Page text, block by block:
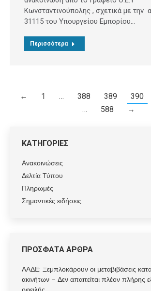
Κωνσταντινούπολης , σχετικά με την
31115 του Υπουργείου Εμπορίου…
Περισσότερα
← 1 … 388 389 390
…
588 →
ΚΑΤΗΓΟΡΙΕΣ
Ανακοινώσεις
Δελτία Τύπου
Πληρωμές
Σημαντικές ειδήσεις
ΠΡΟΣΦΑΤΑ ΑΡΘΡΑ
ΑΑΔΕ: Ξεμπλοκάρουν οι μεταβιβάσεις
ακινήτων – Δεν απαιτείται πλέον πλήρης